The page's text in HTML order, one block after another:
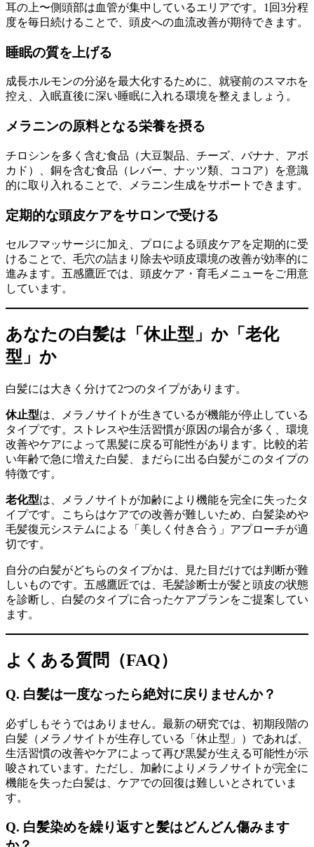
耳の上〜側頭部は血管が集中しているエリアです。1回3分程
度を毎日続けることで、頭皮への血流改善が期待できます。
睡眠の質を上げる
成長ホルモンの分泌を最大化するために、就寝前のスマホを
控え、入眠直後に深い睡眠に入れる環境を整えましょう。
メラニンの原料となる栄養を摂る
チロシンを多く含む食品（大豆製品、チーズ、バナナ、アボ
カド）、銅を含む食品（レバー、ナッツ類、ココア）を意識
的に取り入れることで、メラニン生成をサポートできます。
定期的な頭皮ケアをサロンで受ける
セルフマッサージに加え、プロによる頭皮ケアを定期的に受
けることで、毛穴の詰まり除去や頭皮環境の改善が効率的に
進みます。五感鷹匠では、頭皮ケア・育毛メニューをご用意
しています。
あなたの白髪は「休止型」か「老化
型」か
白髪には大きく分けて2つのタイプがあります。
休止型は、メラノサイトが生きているが機能が停止している
タイプです。ストレスや生活習慣が原因の場合が多く、環境
改善やケアによって黒髪に戻る可能性があります。比較的若
い年齢で急に増えた白髪、まだらに出る白髪がこのタイプの
特徴です。
老化型は、メラノサイトが加齢により機能を完全に失ったタ
イプです。こちらはケアでの改善が難しいため、白髪染めや
毛髪復元システムによる「美しく付き合う」アプローチが適
切です。
自分の白髪がどちらのタイプかは、見た目だけでは判断が難
しいものです。五感鷹匠では、毛髪診断士が髪と頭皮の状態
を診断し、白髪のタイプに合ったケアプランをご提案してい
ます。
よくある質問（FAQ）
Q. 白髪は一度なったら絶対に戻りませんか？
必ずしもそうではありません。最新の研究では、初期段階の
白髪（メラノサイトが生存している「休止型」）であれば、
生活習慣の改善やケアによって再び黒髪が生える可能性が示
唆されています。ただし、加齢によりメラノサイトが完全に
機能を失った白髪は、ケアでの回復は難しいとされていま
す。
Q. 白髪染めを繰り返すと髪はどんどん傷みます